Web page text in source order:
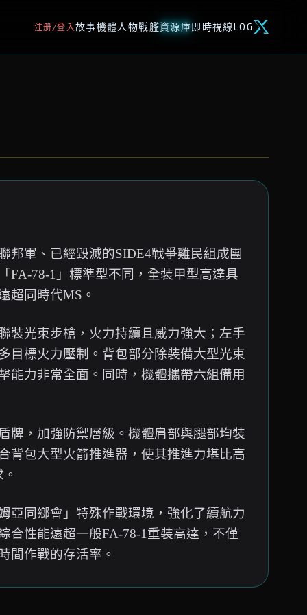
注册/登入 故事機體人物戰艦資源庫即時視線LOG
邦軍、已經毀滅的SIDE4戰爭雞民組成團
FA-78-1」標準型不同，全裝甲型高達具
超同時代MS。
裝光束步槍，火力持續且威力強大；左手
目標火力壓制。背包部分除裝備大型光束
能力非常全面。同時，機體攜帶六組備用
牌，加強防禦層級。機體肩部與腿部均裝
背包大型火箭推進器，使其推進力堪比高
亞同鄉會」特殊作戰環境，強化了續航力
合性能遠超一般FA-78-1重裝高達，不僅
間作戰的存活率。